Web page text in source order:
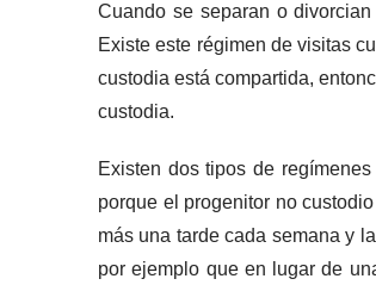
Cuando se separan o
Existe este régimen de visitas
custodia está compartida,
custodia.
Existen dos tipos de
porque el progenitor no
más una tarde cada semana y
por ejemplo que en lugar de